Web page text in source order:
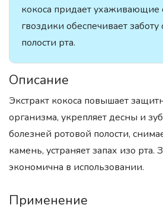
кокоса придает ухаживающие
гвоздики обеспечивает
полости рта.
Описание
Экстракт кокоса повышает
организма, укрепляет десны и
болезней ротовой полости,
камень, устраняет запах изо рта.
экономична в использовании.
Применение